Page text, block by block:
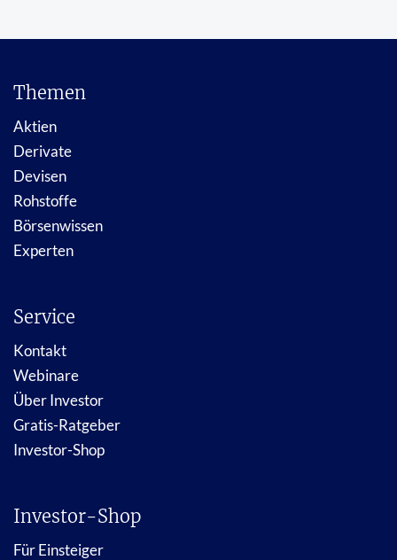
Themen
Aktien
Derivate
Devisen
Rohstoffe
Börsenwissen
Experten
Service
Kontakt
Webinare
Über Investor
Gratis-Ratgeber
Investor-Shop
Investor-Shop
Für Einsteiger